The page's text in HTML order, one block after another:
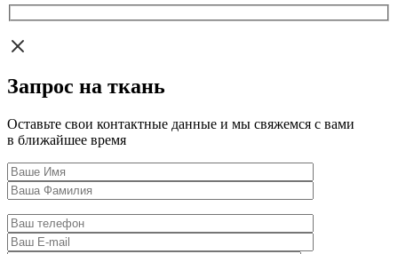
Запрос на ткань
Оставьте свои контактные данные и мы свяжемся с вами
в ближайшее время